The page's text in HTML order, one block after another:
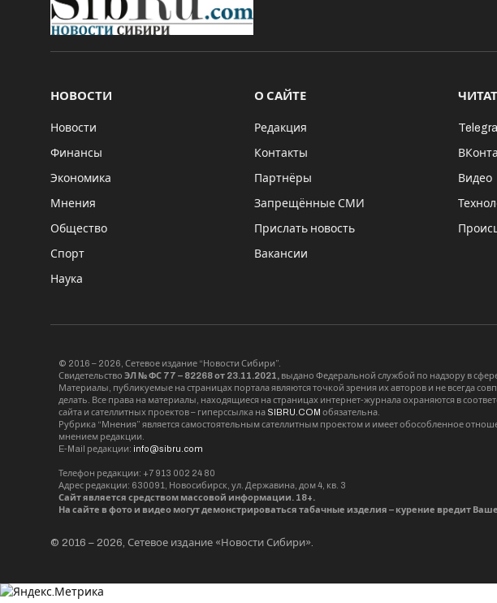
НОВОСТИ
Новости
Финансы
Экономика
Мнения
Общество
Спорт
Наука
О САЙТЕ
Редакция
Контакты
Партнёры
Запрещённые СМИ
Прислать новость
Вакансии
Видео
© 2016 – 2026, Сетевое издание “Новости Сибири”.
Свидетельство ЭЛ № ФС 77 – 82268 от 23.11.2021, выдано Федеральной службой по надзору в
Материалы, публикуемые на страницах портала являются точкой зрения их авторов и не всегда
делать. Все права на материалы, находящиеся на страницах интернет-журнала охраняются в
сайта и сателлитных проектов – гиперссылка на SIBRU.COM обязательна.
Рубрика “Мнения” является самостоятельным сателлитным проектом и имеет обособленное
мнением редакции.
E-Mail редакции: info@sibru.com
Телефон редакции: +7 913 002 24 80
Адрес редакции: 630091, Новосибирск, ул. Державина, дом 4, кв. 3
Сайт является средством массовой информации. 18+.
На сайте в фото и видео могут демонстрироваться табачные изделия – курение вредит
© 2016 – 2026, Сетевое издание «Новости Сибири».